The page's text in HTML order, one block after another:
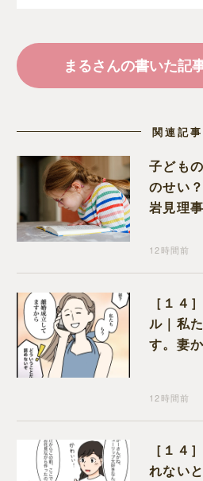
まるさんの書いた記
関連記事
子ども
のせい
岩見理
12時間前
［１４
ル｜私
す。妻
12時間前
［１４
れない